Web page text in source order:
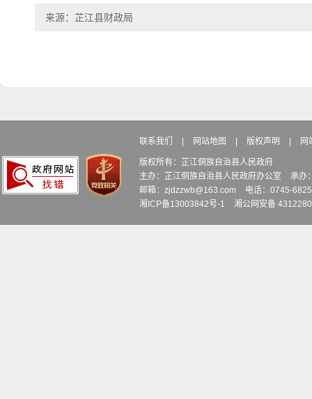
来源：芷江县财政局
联系我们 网站地图 版权声明 网
版权所有：芷江侗族自治县人民政府
主办：芷江侗族自治县人民政府办公室
承办
邮箱：zjdzzwb@163.com
电话：0745-
湘ICP备13003842号-1
湘公网安备